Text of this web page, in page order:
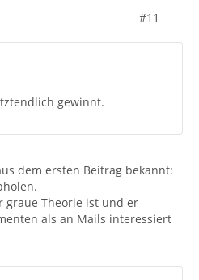
#11
gewinnt.
dem ersten Beitrag bekannt:
graue Theorie ist und er
als an Mails interessiert